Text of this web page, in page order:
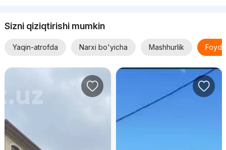
Sizni qiziqtirishi mumkin
Yaqin-atrofda Narxi bo'yicha Mashhurlik